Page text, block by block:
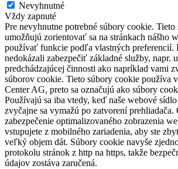
Nevyhnutné
Vždy zapnuté
Pre nevyhnutne potrebné súbory cookie.
umožňujú zorientovať sa na stránkach nášho
používať funkcie podľa vlastných preferencií.
nedokázali zabezpečiť základné služby, napr.
predchádzajúcej činnosti ako napríklad vami
súborov cookie. Tieto súbory cookie používa
Center AG, preto sa označujú ako súbory
Používajú sa iba vtedy, keď naše webové
zvyčajne sa vymažú po zatvorení prehliadača.
zabezpečenie optimalizovaného zobrazenia
vstupujete z mobilného zariadenia, aby ste
veľký objem dát. Súbory cookie navyše
protokolu stránok z http na https, takže
údajov zostáva zaručená.